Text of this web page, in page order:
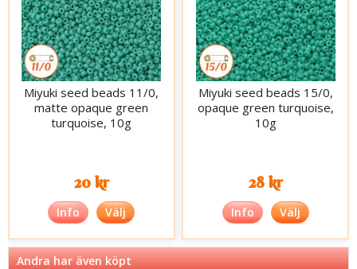
Miyuki seed beads 11/0,
matte opaque green
turquoise, 10g
20 kr
Info Välj
Miyuki seed beads 15/0,
opaque green turquoise,
10g
28 kr
Info Välj
Andra har även köpt